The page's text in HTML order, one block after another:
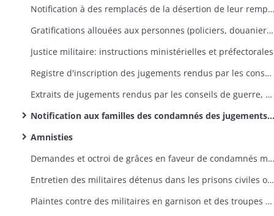
Notification à des remplacés de la désertion de leur remplaçant
Gratifications allouées aux personnes (policiers, douaniers, . . .) ayant arrêté des déserteurs
Justice militaire: instructions ministérielles et préfectorales
Registre d'inscription des jugements rendus par les conseils de guerre (dans l'ordre alphabétique des noms des condamnés)
Extraits de jugements rendus par les conseils de guerre, correspondance relative à l'exécution de ces jugements
Notification aux familles des condamnés des jugements rendus par les conseils de guerre
Amnisties
Demandes et octroi de grâces en faveur de condamnés militaires
Entretien des militaires détenus dans les prisons civiles ou voyageant sous l'escorte de la gendarmerie: instructions ministérielles et préfectorales, difficultés
Plaintes contre des militaires en garnison et des troupes en cantonnement